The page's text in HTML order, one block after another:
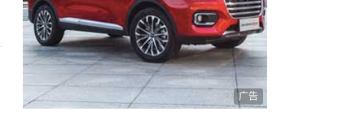
广告